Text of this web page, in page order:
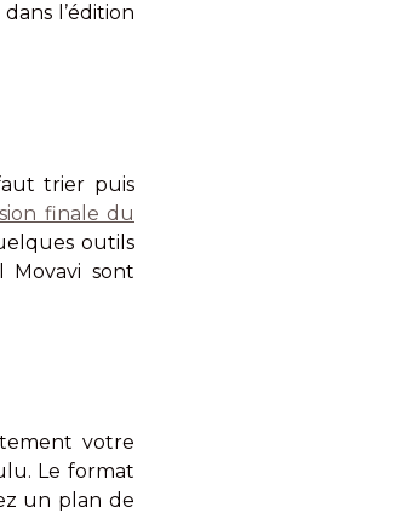
l’édition
trier puis
finale du
outils
Movavi sont
votre
Le format
un plan de